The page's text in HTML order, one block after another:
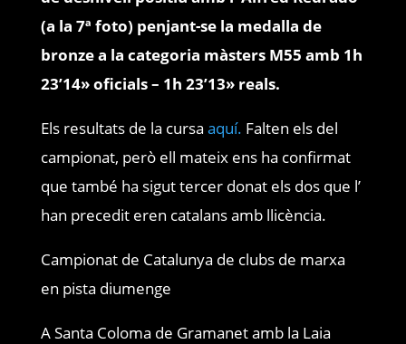
(a la 7ª foto) penjant-se la medalla de
bronze a la categoria màsters M55 amb 1h
23’14» oficials – 1h 23’13» reals.
Els resultats de la cursa aquí. Falten els del
campionat, però ell mateix ens ha confirmat
que també ha sigut tercer donat els dos que l’
han precedit eren catalans amb llicència.
Campionat de Catalunya de clubs de marxa
en pista diumenge
A Santa Coloma de Gramanet amb la Laia